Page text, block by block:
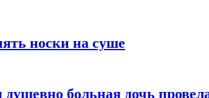
носки на суше
больная дочь